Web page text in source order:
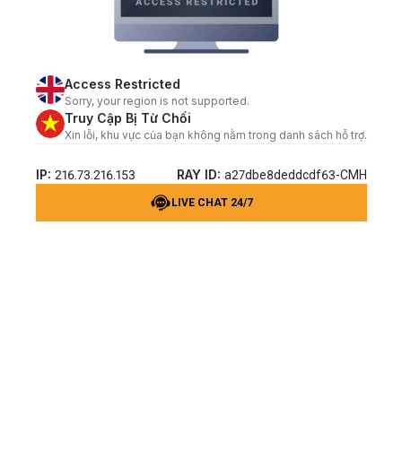
Access Restricted
Sorry, your region is not supported.
Truy Cập Bị Từ Chối
Xin lỗi, khu vực của bạn không nằm trong danh sách hỗ trợ.
IP: 216.73.216.153 RAY ID: a27dbe8deddcdf63-CMH
LIVE CHAT 24/7